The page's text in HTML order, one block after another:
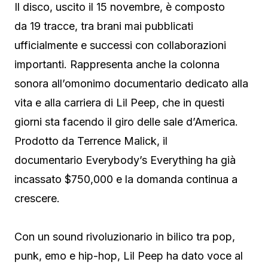
Il disco, uscito il 15 novembre, è composto
da 19 tracce, tra brani mai pubblicati
ufficialmente e successi con collaborazioni
importanti. Rappresenta anche la colonna
sonora all’omonimo documentario dedicato alla
vita e alla carriera di Lil Peep, che in questi
giorni sta facendo il giro delle sale d’America.
Prodotto da Terrence Malick, il
documentario Everybody’s Everything ha già
incassato $750,000 e la domanda continua a
crescere.
Con un sound rivoluzionario in bilico tra pop,
punk, emo e hip-hop, Lil Peep ha dato voce al